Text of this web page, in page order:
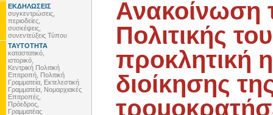
ΕΚΔΗΛΩΣΕΙΣ
συγκεντρώσεις,
περιοδείες,
συσκέψεις,
συνεντεύξεις Τύπου
ΤΑΥΤΟΤΗΤΑ
καταστατικό,
ιστορικό,
Κεντρική Πολιτική
Επιτροπή, Πολιτική
Γραμματεία, Εκτελεστική
Γραμματεία, Νομαρχιακές
Επιτροπές,
Πρόεδρος,
Γραμματέας
Ανακοίνωση
Πολιτικής
προκλητική
διοίκησης